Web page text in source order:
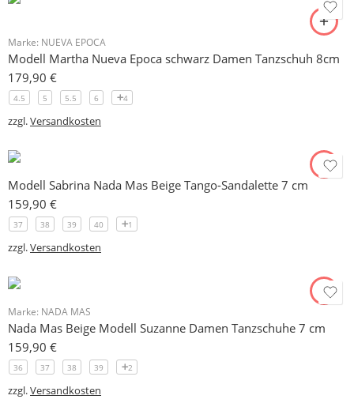
Marke: NUEVA EPOCA
Modell Martha Nueva Epoca schwarz Damen Tanzschuh 8cm
179,90 €
4.5 5 5.5 6 4
zzgl.Versandkosten
Modell Sabrina Nada Mas Beige Tango-Sandalette 7 cm
159,90 €
37 38 39 40 1
zzgl.Versandkosten
Marke: NADA MAS
Nada Mas Beige Modell Suzanne Damen Tanzschuhe 7 cm
159,90 €
36 37 38 39 2
zzgl.Versandkosten